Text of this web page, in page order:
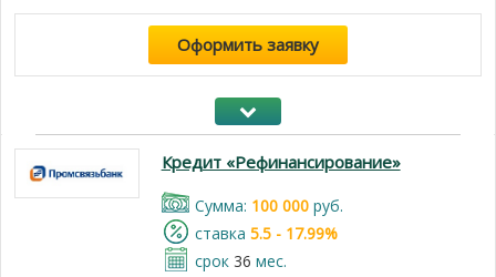
Оформить заявку
Кредит «Рефинансирование»
Cумма: 100 000руб.
cтавка 5.5 - 17.99%
срок 36 мес.